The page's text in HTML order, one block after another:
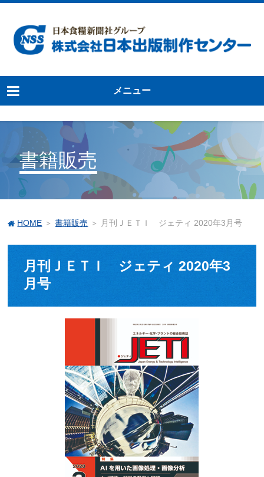
メニュー
書籍販売
HOME ＞書籍販売 ＞ 月刊ＪＥＴＩ ジェティ 2020年3月号
月刊ＪＥＴＩ ジェティ 2020年3
月号